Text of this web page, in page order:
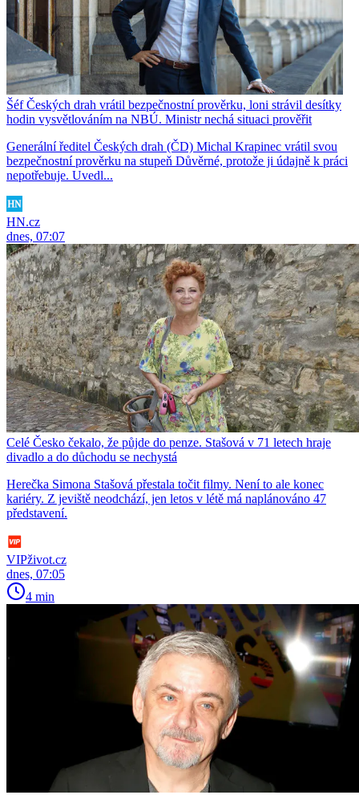
Šéf Českých drah vrátil bezpečnostní prověrku, loni strávil desítky
hodin vysvětlováním na NBÚ. Ministr nechá situaci prověřit
Generální ředitel Českých drah (ČD) Michal Krapinec vrátil svou
bezpečnostní prověrku na stupeň Důvěrné, protože ji údajně k práci
nepotřebuje. Uvedl...
HN.cz
dnes, 07:07
Celé Česko čekalo, že půjde do penze. Stašová v 71 letech hraje
divadlo a do důchodu se nechystá
Herečka Simona Stašová přestala točit filmy. Není to ale konec
kariéry. Z jeviště neodchází, jen letos v létě má naplánováno 47
představení.
VIPživot.cz
dnes, 07:05
4 min